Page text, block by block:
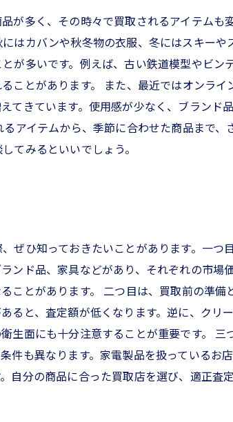
が多く、その時々で買取されるアイテムも
はカバンや秋冬物の衣服、冬にはスキー
が多いです。例えば、古い鉄道模型やビ
ことがあります。 また、最近ではオンラ
てきています。使用感が少なく、ブランド
アイテムから、季節に合わせた商品まで
てみるといいでしょう。
ぜひ知っておきたいことがあります。一
ンド品、家具などがあり、それぞれの市場
ことがあります。 二つ目は、買取前の準
ると、査定額が低くなります。逆に、クリ
生面にも十分注意することが重要です。
件も異なります。家電製品を扱っているお
自分の商品に合った買取店を選び、適正査